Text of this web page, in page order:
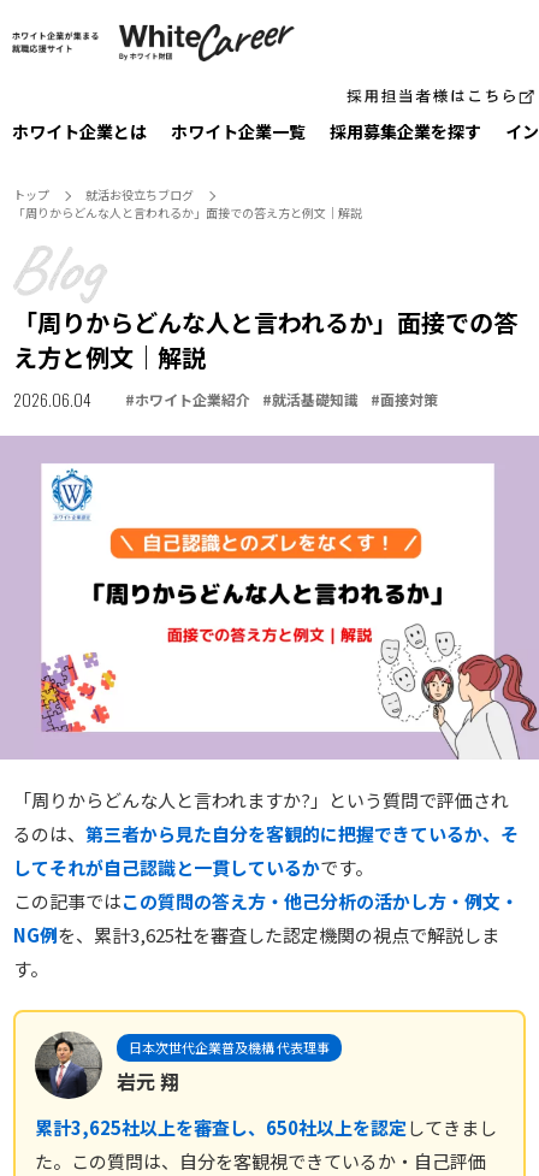
ホワイト企業とは ホワイト企業一覧 採⽤募集企業を探す イ
トップ
就活お役⽴ちブログ
「周りからどんな人と言われるか」面接での答え方と例文｜解説
「周りからどんな人と言われるか」面接での答
え方と例文｜解説
2026.06.04 #ホワイト企業紹介 #就活基礎知識 #面接対策
「周りからどんな人と言われますか?」という質問で評価され
るのは、第三者から見た自分を客観的に把握できているか、そ
してそれが自己認識と一貫しているかです。
この記事ではこの質問の答え方・他己分析の活かし方・例文・
NG例を、累計3,625社を審査した認定機関の視点で解説しま
す。
日本次世代企業普及機構 代表理事
岩元 翔
累計3,625社以上を審査し、650社以上を認定してきまし
た。この質問は、自分を客観視できているか・自己評価